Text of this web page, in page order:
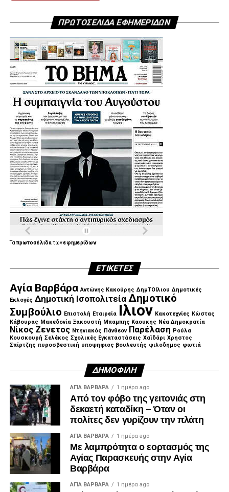
ΠΡΩΤΟΣΕΛΙΔΑ ΕΦΗΜΕΡΙΔΩΝ
Ταπρωτοσέλιδατωνεφημερίδων
ΕΤΙΚΈΤΕΣ
Αγία Βαρβάρα Αντώνης Κακούρης ΔημΤΟΙλιου Δημοτικές
Εκλογές Δημοτική Ισοπολιτεία Δημοτικό
Συμβούλιο Επιστολή Εταιρεία Ιλιον Κακοτεχνίες Κώστας
Κάβουρας Μακεδονία Ξακουστή Μπαμπης Καουκης Νέα Δημοκρατία
Νίκος Ζενετος Ντηνιακός Πάνθεον Παρέλαση Ρούλα
Κουσκουρή Σελέκος Σχολικές Εγκαταστάσεις Χαϊδάρι Χρηστος
Σπίρτζης πυροσβεστική υποψηφιος βουλευτής φιλοδημος φωτιά
ΔΗΜΟΦΙΛΉ
ΑΓΙΑ ΒΑΡΒΑΡΑ 1 ημέρα ago
Από τον φόβο της γειτονιάς στη
δεκαετή καταδίκη – Όταν οι
πολίτες δεν γυρίζουν την πλάτη
ΑΓΙΑ ΒΑΡΒΑΡΑ 1 ημέρα ago
Με λαμπρότητα ο εορτασμός της
Αγίας Παρασκευής στην Αγία
Βαρβάρα
ΑΓΙΑ ΒΑΡΒΑΡΑ 1 ημέρα ago